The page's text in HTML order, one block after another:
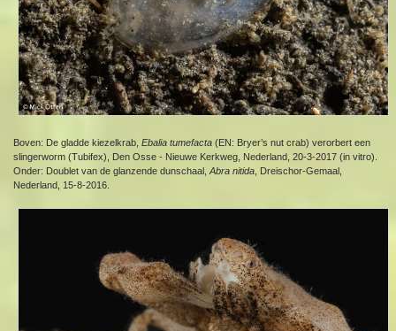
Boven: De gladde kiezelkrab,Ebalia tumefacta (EN: Bryer’s nut crab) verorbert een
slingerworm (Tubifex), Den Osse - Nieuwe Kerkweg, Nederland, 20-3-2017 (in vitro).
Onder: Doublet van de glanzende dunschaal,Abra nitida , Dreischor-Gemaal,
Nederland, 15-8-2016.